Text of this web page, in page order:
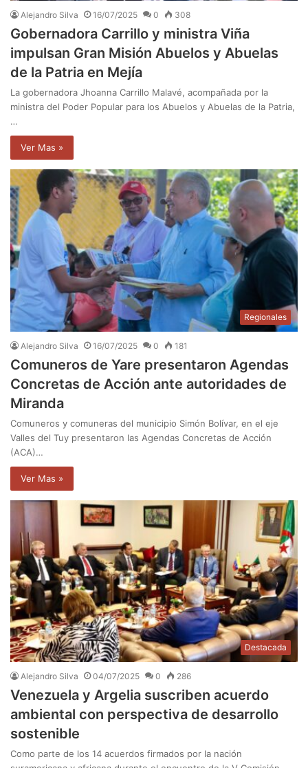
Alejandro Silva 16/07/2025 0 308
Gobernadora Carrillo y ministra Viña
impulsan Gran Misión Abuelos y Abuelas
de la Patria en Mejía
La gobernadora Jhoanna Carrillo Malavé, acompañada por la
ministra del Poder Popular para los Abuelos y Abuelas de la Patria,
…
Ver Mas »
Regionales
Alejandro Silva 16/07/2025 0 181
Comuneros de Yare presentaron Agendas
Concretas de Acción ante autoridades de
Miranda
Comuneros y comuneras del municipio Simón Bolívar, en el eje
Valles del Tuy presentaron las Agendas Concretas de Acción
(ACA)…
Ver Mas »
Destacada
Alejandro Silva 04/07/2025 0 286
Venezuela y Argelia suscriben acuerdo
ambiental con perspectiva de desarrollo
sostenible
Como parte de los 14 acuerdos firmados por la nación